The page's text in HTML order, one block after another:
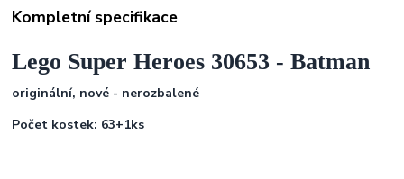
Kompletní specifikace
Lego Super Heroes 30653 - Batman
originální, nové - nerozbalené
Počet kostek: 63+1ks